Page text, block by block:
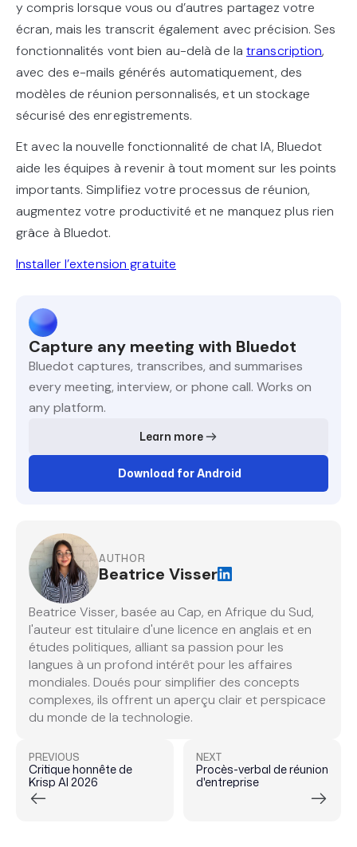
y compris lorsque vous ou d’autres partagez votre
écran, mais les transcrit également avec précision. Ses
fonctionnalités vont bien au-delà de latranscription,
avec des e-mails générés automatiquement, des
modèles de réunion personnalisés, et un stockage
sécurisé des enregistrements.
Et avec la nouvelle fonctionnalité de chat IA, Bluedot
aide les équipes à revenir à tout moment sur les points
importants. Simplifiez votre processus de réunion,
augmentez votre productivité et ne manquez plus rien
grâce à Bluedot.
Installer l’extension gratuite
Capture any meeting with Bluedot
Bluedot captures, transcribes, and summarises
every meeting, interview, or phone call. Works on
any platform.
Learn more
Download for Android
AUTHOR
Beatrice Visser
Beatrice Visser, basée au Cap, en Afrique du Sud,
l'auteur est titulaire d'une licence en anglais et en
études politiques, alliant sa passion pour les
langues à un profond intérêt pour les affaires
mondiales. Doués pour simplifier des concepts
complexes, ils offrent un aperçu clair et perspicace
du monde de la technologie.
PREVIOUS
Critique honnête de
Krisp AI 2026
NEXT
Procès-verbal de réunion
d'entreprise